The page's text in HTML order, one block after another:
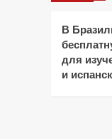
В
для
и